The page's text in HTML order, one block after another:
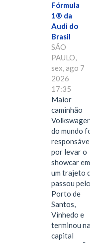
Fórmula
1® da
Audi do
Brasil
SÃO
PAULO,
sex, ago 7
2026
17:35
Maior
caminhão
Volkswagen
do mundo foi
responsável
por levar o
showcar em
um trajeto que
passou pelo
Porto de
Santos,
Vinhedo e
terminou na
capital